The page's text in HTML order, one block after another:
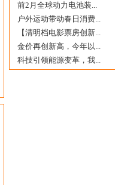
前2月全球动力电池装...
户外运动带动春日消费...
【清明档电影票房创新...
金价再创新高，今年以...
科技引领能源变革，我...